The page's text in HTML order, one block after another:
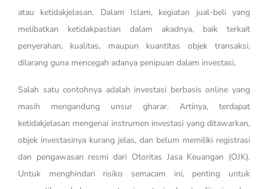
atau ketidakjelasan. Dalam Islam, kegiatan jual-beli yang
melibatkan ketidakpastian dalam akadnya, baik terkait
penyerahan, kualitas, maupun kuantitas objek transaksi,
dilarang guna mencegah adanya penipuan dalam investasi.
Salah satu contohnya adalah investasi berbasis online yang
masih mengandung unsur gharar. Artinya, terdapat
ketidakjelasan mengenai instrumen investasi yang ditawarkan,
objek investasinya kurang jelas, dan belum memiliki registrasi
dan pengawasan resmi dari Otoritas Jasa Keuangan (OJK).
Untuk menghindari risiko semacam ini, penting untuk